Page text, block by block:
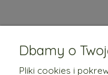
Dbamy o
Pliki cookies i